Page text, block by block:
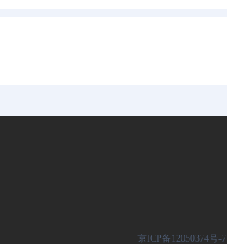
京ICP备12050374号-7 |